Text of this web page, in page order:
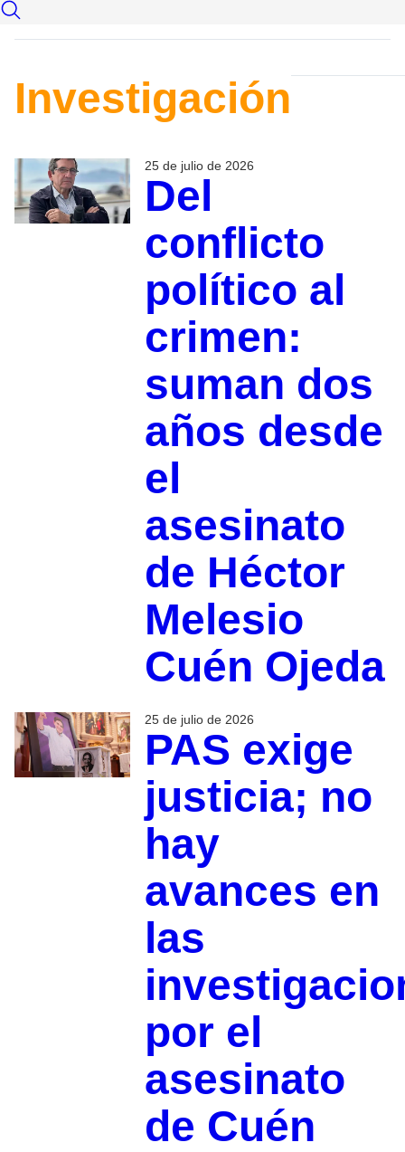
Investigación
25 de julio de 2026
Del
conflicto
político al
crimen:
suman dos
años desde
el
asesinato
de Héctor
Melesio
Cuén Ojeda
25 de julio de 2026
PAS exige
justicia; no
hay
avances en
las
por el
asesinato
de Cuén